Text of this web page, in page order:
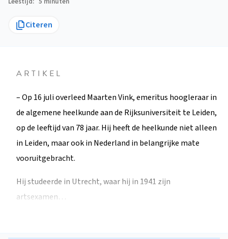
Citeren
ARTIKEL
– Op 16 juli overleed Maarten Vink, emeritus hoogleraar in
de algemene heelkunde aan de Rijksuniversiteit te Leiden,
op de leeftijd van 78 jaar. Hij heeft de heelkunde niet alleen
in Leiden, maar ook in Nederland in belangrijke mate
vooruitgebracht.
Hij studeerde in Utrecht, waar hij in 1941 zijn
artsexamen…